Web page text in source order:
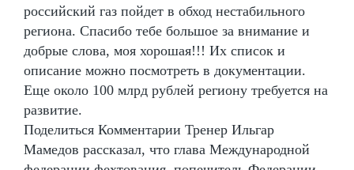
российский газ пойдет в обход нестабильного
региона. Спасибо тебе большое за внимание и
добрые слова, моя хорошая!!! Их список и
описание можно посмотреть в документации.
Еще около 100 млрд рублей региону требуется на
развитие.
Поделиться Комментарии Тренер Ильгар
Мамедов рассказал, что глава Международной